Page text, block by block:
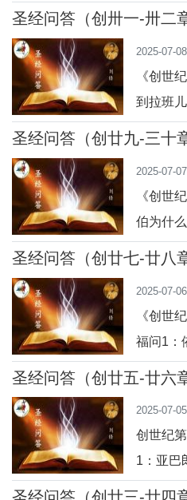
心，并
物怎样处
把妻子
和敬意
2. 厄撒
厄撒乌
上亲吻
乌看到雅
圣经问答（创卅一-卅二
2025-07-
《创世
到拉班
答： 雅
己是通
让他感
班的态
那样友
圣经问答（创廿九-三十
2025-07-
《创世
伯为什
因为他
逃避因
乌。问
么情况
旁，井
雅各伯
圣经问答（创廿七-廿八
2025-07-
《创世
福问1：
打猎？
终前按
传给大
撒乌打
猎做美
圣经问答（创廿五-廿六
2025-07-
创世纪
1：亚巴
了哪些